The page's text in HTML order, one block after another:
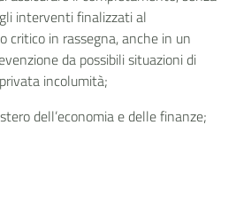
interventi finalizzati al
critico in rassegna, anche in un
da possibili situazioni di
incolumità;
dell’economia e delle finanze;